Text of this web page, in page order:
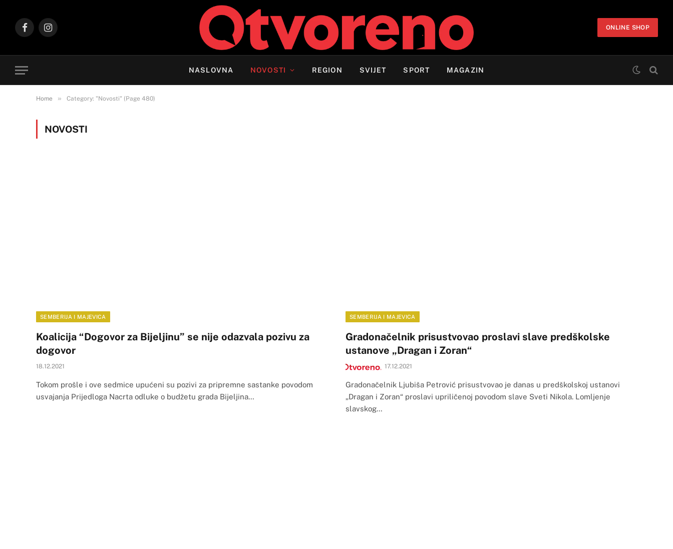
FacebookInstagram
ONLINE SHOP
NASLOVNA NOVOSTI REGION SVIJET SPORT MAGAZIN
Home » Category: "Novosti" (Page 480)
NOVOSTI
SEMBERIJA I MAJEVICA
Koalicija “Dogovor za Bijeljinu” se nije odazvala pozivu za
dogovor
18.12.2021
Tokom prošle i ove sedmice upućeni su pozivi za pripremne sastanke povodom
usvajanja Prijedloga Nacrta odluke o budžetu grada Bijeljina…
SEMBERIJA I MAJEVICA
Gradonačelnik prisustvovao proslavi slave predškolske
ustanove „Dragan i Zoran“
17.12.2021
Gradonačelnik Ljubiša Petrović prisustvovao je danas u predškolskoj ustanovi
„Dragan i Zoran“ proslavi upriličenoj povodom slave Sveti Nikola. Lomljenje
slavskog…